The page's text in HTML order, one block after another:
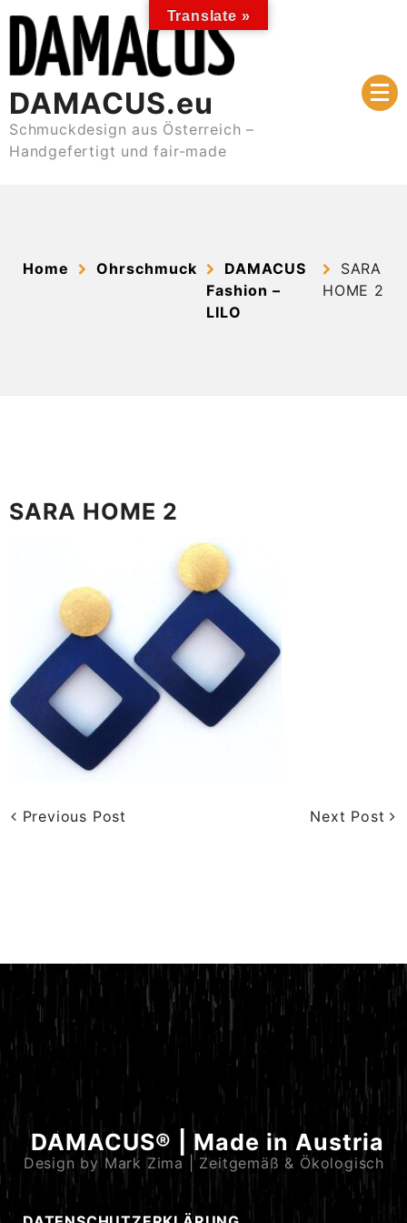
content
DAMACUS.eu
Schmuckdesign aus Österreich –
Handgefertigt und fair-made
Home Ohrschmuck
DAMACUS
Fashion –
LILO
SARA
HOME 2
SARA HOME 2
Previous Post Next Post
DAMACUS® | Made in Austria
Design by Mark Zima | Zeitgemäß & Ökologisch
Translate »